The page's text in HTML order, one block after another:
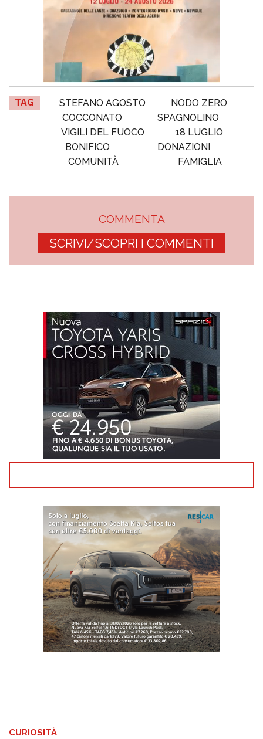
TAG STEFANO AGOSTO
NODO ZERO
COCCONATO
SPAGNOLINO
VIGILI DEL FUOCO
18 LUGLIO
BONIFICO
DONAZIONI
COMUNITÀ
FAMIGLIA
COMMENTA
SCRIVI/SCOPRI I COMMENTI
CURIOSITÀ